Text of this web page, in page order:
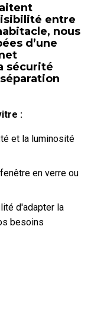
entre
nous
d’une
sécurité
:
et la luminosité
en verre ou
d'adapter la
besoins